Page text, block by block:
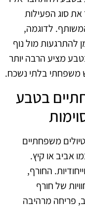
את סוג הפעילות
לדוגמה,
להתרגעות מול נוף
מציע הרבה יותר
משפחתי בלתי נשכח.
בטבע
משפחתיים
אביב או קיץ.
החורף,
של חורף
פריחה מרהיבה